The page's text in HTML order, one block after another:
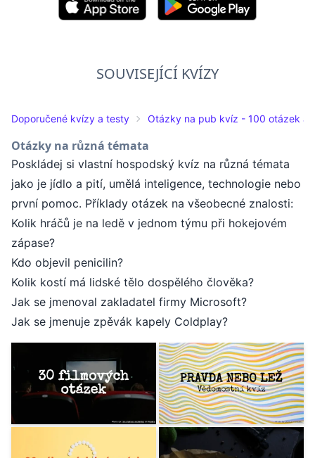
SOUVISEJÍCÍ KVÍZY
Doporučené kvízy a testy Otázky na pub kvíz - 100 otázek a
Otázky na různá témata
Poskládej si vlastní hospodský kvíz na různá témata
jako je jídlo a pití, umělá inteligence, technologie nebo
první pomoc. Příklady otázek na všeobecné znalosti:
Kolik hráčů je na ledě v jednom týmu při hokejovém
zápase?
Kdo objevil penicilin?
Kolik kostí má lidské tělo dospělého člověka?
Jak se jmenoval zakladatel firmy Microsoft?
Jak se jmenuje zpěvák kapely Coldplay?